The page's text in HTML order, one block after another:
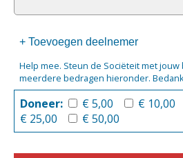
+ Toevoegen deelnemer
Help mee. Steun de Sociëteit met
meerdere bedragen hieronder.
Doneer: € 5,00 € 10,00
€ 25,00
€ 50,00